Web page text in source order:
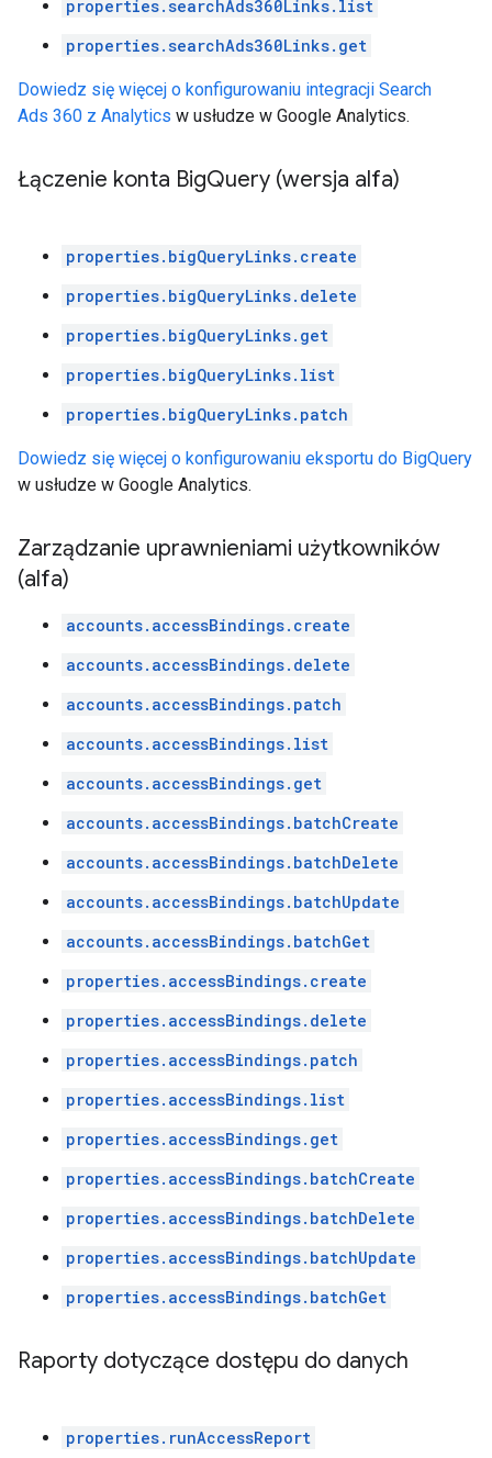
properties.searchAds360Links.list
properties.searchAds360Links.get
Dowiedz się więcej o konfigurowaniu integracji Search
Ads 360 z Analytics w usłudze w Google Analytics.
Łączenie konta BigQuery (wersja alfa)
properties.bigQueryLinks.create
properties.bigQueryLinks.delete
properties.bigQueryLinks.get
properties.bigQueryLinks.list
properties.bigQueryLinks.patch
Dowiedz się więcej o konfigurowaniu eksportu do BigQuery
w usłudze w Google Analytics.
Zarządzanie uprawnieniami użytkowników
(alfa)
accounts.accessBindings.create
accounts.accessBindings.delete
accounts.accessBindings.patch
accounts.accessBindings.list
accounts.accessBindings.get
accounts.accessBindings.batchCreate
accounts.accessBindings.batchDelete
accounts.accessBindings.batchUpdate
accounts.accessBindings.batchGet
properties.accessBindings.create
properties.accessBindings.delete
properties.accessBindings.patch
properties.accessBindings.list
properties.accessBindings.get
properties.accessBindings.batchCreate
properties.accessBindings.batchDelete
properties.accessBindings.batchUpdate
properties.accessBindings.batchGet
Raporty dotyczące dostępu do danych
properties.runAccessReport